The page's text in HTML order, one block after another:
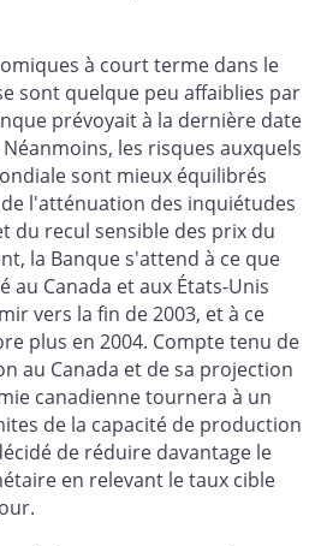
à court terme dans le
sont quelque peu affaiblies par
prévoyait à la dernière date
les risques auxquels
sont mieux équilibrés
l'atténuation des inquiétudes
du recul sensible des prix du
la Banque s'attend à ce que
au Canada et aux États-Unis
vers la fin de 2003, et à ce
plus en 2004. Compte tenu de
au Canada et de sa projection
canadienne tournera à un
de la capacité de production
de réduire davantage le
en relevant le taux cible